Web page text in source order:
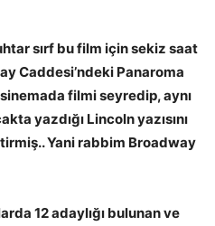
sırf bu film için sekiz saat
Caddesi’ndeki Panaroma
filmi seyredip, aynı
yazdığı Lincoln yazısını
Yani rabbim Broadway
12 adaylığı bulunan ve